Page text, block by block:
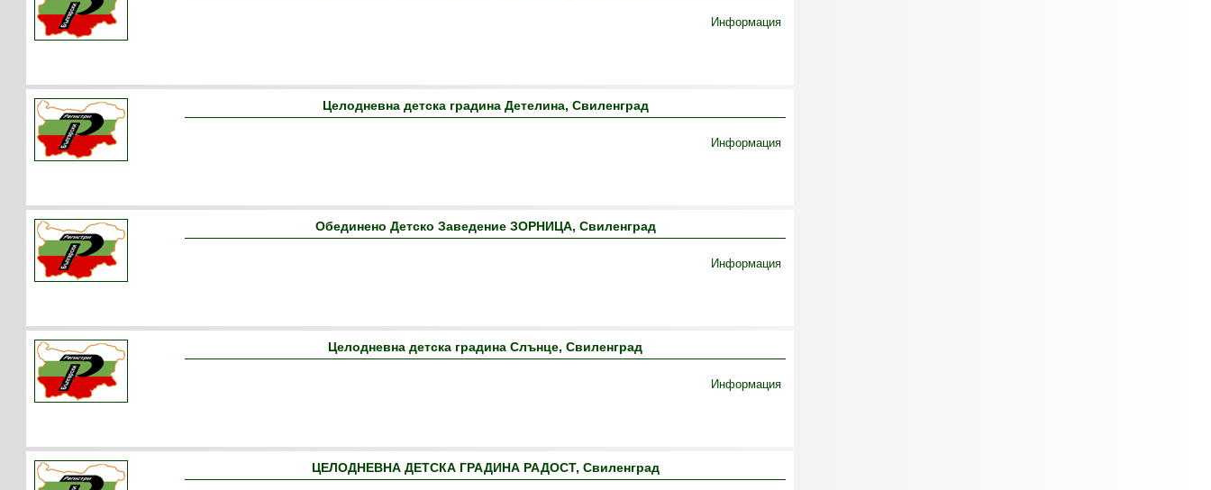
Информация
Целодневна детска градина Детелина, Свиленград
Информация
Обединено Детско Заведение ЗОРНИЦА, Свиленград
Информация
Целодневна детска градина Слънце, Свиленград
Информация
ЦЕЛОДНЕВНА ДЕТСКА ГРАДИНА РАДОСТ, Свиленград